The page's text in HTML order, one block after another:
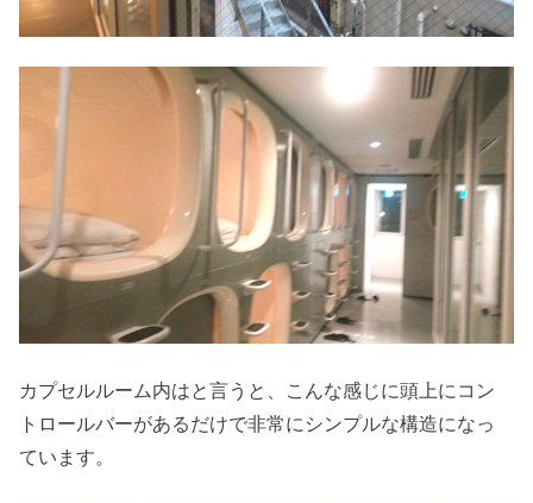
カプセルルーム内はと言うと、こんな感じに頭上にコン
トロールバーがあるだけで非常にシンプルな構造になっ
ています。